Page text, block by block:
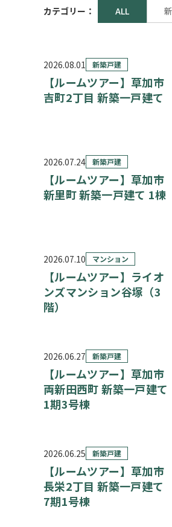
カテゴリー： ALL
2026.08.01 新築戸建
【ルームツアー】草加市
吉町2丁目 新築一戸建て
2026.07.24 新築戸建
【ルームツアー】草加市
新里町 新築一戸建て 1棟
2026.07.10 マンション
【ルームツアー】ライオ
ンズマンション谷塚（3
階）
2026.06.27 新築戸建
【ルームツアー】草加市
両新田西町 新築一戸建て
1期3号棟
2026.06.25 新築戸建
【ルームツアー】草加市
長栄2丁目 新築一戸建て
7期1号棟